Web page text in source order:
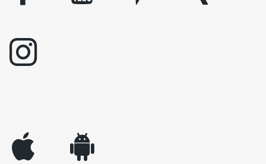
instagram
appleinc android